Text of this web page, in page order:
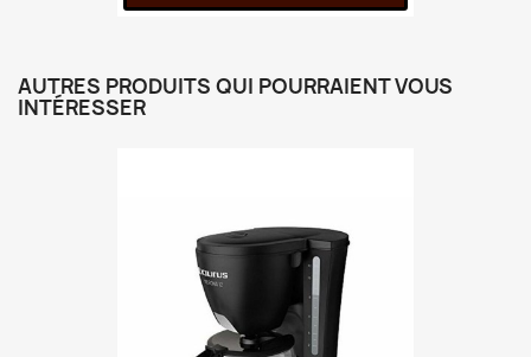
AUTRES PRODUITS QUI POURRAIENT VOUS
INTÉRESSER